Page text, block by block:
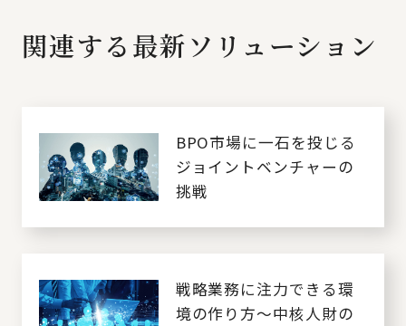
関連する最新ソリューション
BPO市場に一石を投じる
ジョイントベンチャーの
挑戦
戦略業務に注力できる環
境の作り方～中核人財の